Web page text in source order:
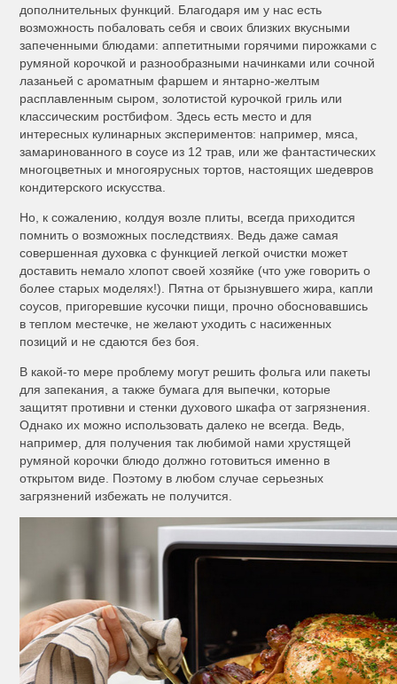
дополнительных функций. Благодаря им у нас есть
возможность побаловать себя и своих близких вкусными
запеченными блюдами: аппетитными горячими пирожками с
румяной корочкой и разнообразными начинками или сочной
лазаньей с ароматным фаршем и янтарно-желтым
расплавленным сыром, золотистой курочкой гриль или
классическим ростбифом. Здесь есть место и для
интересных кулинарных экспериментов: например, мяса,
замаринованного в соусе из 12 трав, или же фантастических
многоцветных и многоярусных тортов, настоящих шедевров
кондитерского искусства.
Но, к сожалению, колдуя возле плиты, всегда приходится
помнить о возможных последствиях. Ведь даже самая
совершенная духовка с функцией легкой очистки может
доставить немало хлопот своей хозяйке (что уже говорить о
более старых моделях!). Пятна от брызнувшего жира, капли
соусов, пригоревшие кусочки пищи, прочно обосновавшись
в теплом местечке, не желают уходить с насиженных
позиций и не сдаются без боя.
В какой-то мере проблему могут решить фольга или пакеты
для запекания, а также бумага для выпечки, которые
защитят противни и стенки духового шкафа от загрязнения.
Однако их можно использовать далеко не всегда. Ведь,
например, для получения так любимой нами хрустящей
румяной корочки блюдо должно готовиться именно в
открытом виде. Поэтому в любом случае серьезных
загрязнений избежать не получится.